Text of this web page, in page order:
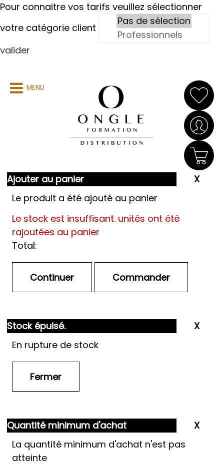
Pour connaitre vos tarifs veuillez sélectionner
votre catégorie client
valider
MENU
Ajouter au panier
Le produit a été ajouté au panier
Le stock est insuffisant. unités ont été
rajoutées au panier
Total:
Stock épuisé.
En rupture de stock
Quantité minimum d'achat
La quantité minimum d'achat n'est pas
atteinte